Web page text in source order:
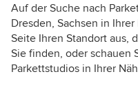
Auf der Suche nach
Dresden, Sachsen in
Seite Ihren Standort aus,
Sie finden, oder schauen
Parkettstudios in Ihrer